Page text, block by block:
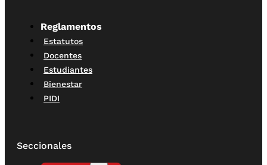
Reglamentos
Estatutos
Docentes
Estudiantes
Bienestar
PIDI
Seccionales